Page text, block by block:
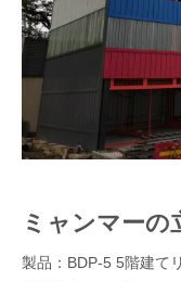
ミャンマーの
製品：BDP-5 5階建て